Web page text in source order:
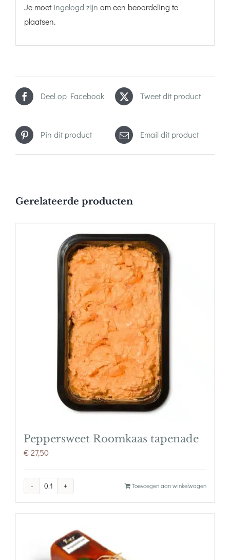
Je moetingelogd zijn om een beoordeling te
plaatsen.
Deel op Facebook Tweet dit product
Pin dit product Email dit product
Gerelateerde producten
Peppersweet Roomkaas tapenade
€27,50
Peppersweet
Toevoegen aan winkelwagen